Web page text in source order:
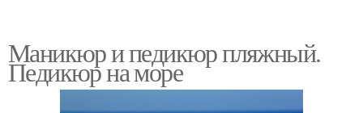
Маникюр и педикюр пляжный.
Педикюр на море